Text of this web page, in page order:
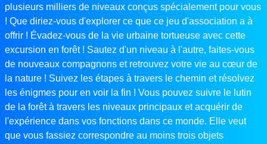
plusieurs milliers de niveaux conçus spécialement pour vous
! Que diriez-vous d'explorer ce que ce jeu d'association a à
offrir ! Évadez-vous de la vie urbaine tortueuse avec cette
excursion en forêt ! Sautez d'un niveau à l'autre, faites-vous
de nouveaux compagnons et retrouvez votre vie au cœur de
la nature ! Suivez les étapes à travers le chemin et résolvez
les énigmes pour en voir la fin ! Vous pouvez suivre le lutin
de la forêt à travers les niveaux principaux et acquérir de
l'expérience dans vos fonctions dans ce monde. Elle veut
que vous fassiez correspondre au moins trois objets